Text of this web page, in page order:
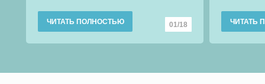
ЧИТАТЬ ПОЛНОСТЬЮ 01/18 ЧИТАТЬ